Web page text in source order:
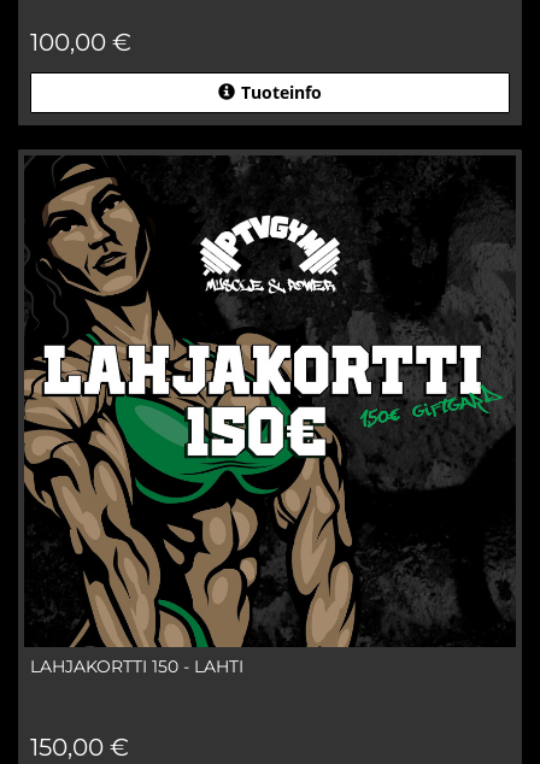
100,00 €
Tuoteinfo
LAHJAKORTTI 150 - LAHTI
150,00 €